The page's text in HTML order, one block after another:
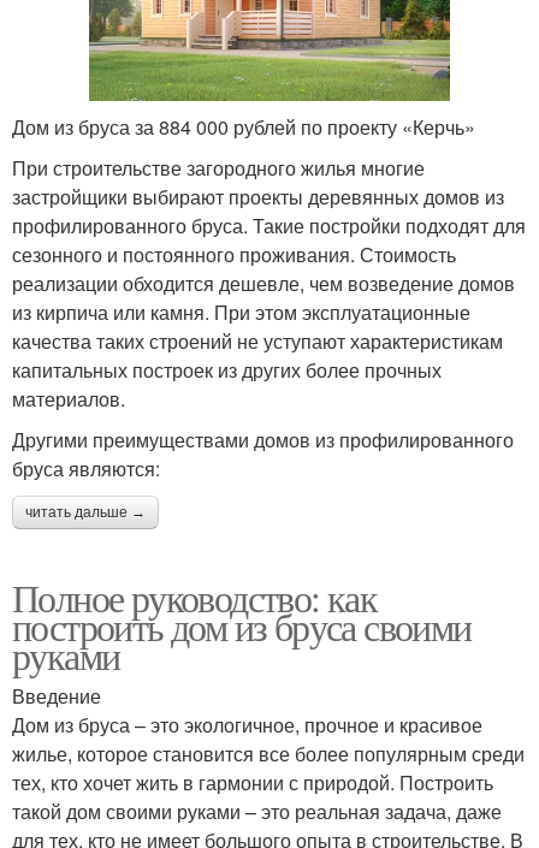
Дом из бруса за 884 000 рублей по проекту «Керчь»
При строительстве загородного жилья многие
застройщики выбирают проекты деревянных домов из
профилированного бруса. Такие постройки подходят для
сезонного и постоянного проживания. Стоимость
реализации обходится дешевле, чем возведение домов
из кирпича или камня. При этом эксплуатационные
качества таких строений не уступают характеристикам
капитальных построек из других более прочных
материалов.
Другими преимуществами домов из профилированного
бруса являются:
читать дальше →
Полное руководство: как
построить дом из бруса своими
руками
Введение
Дом из бруса – это экологичное, прочное и красивое
жилье, которое становится все более популярным среди
тех, кто хочет жить в гармонии с природой. Построить
такой дом своими руками – это реальная задача, даже
для тех, кто не имеет большого опыта в строительстве. В